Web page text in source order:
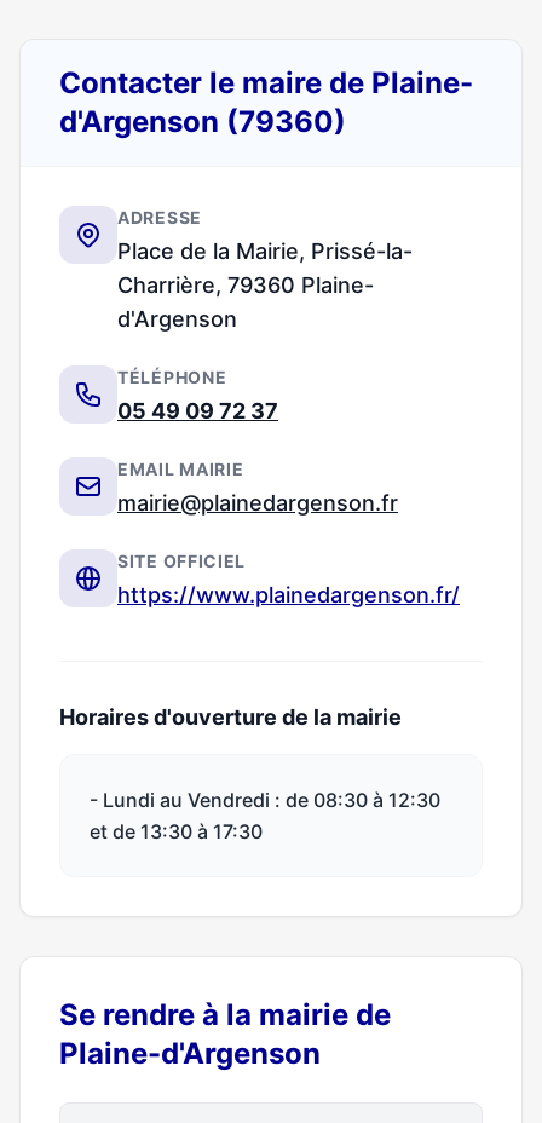
Contacter le maire de Plaine-
d'Argenson (79360)
ADRESSE
Place de la Mairie, Prissé-la-
Charrière, 79360 Plaine-
d'Argenson
TÉLÉPHONE
05 49 09 72 37
EMAIL MAIRIE
mairie@plainedargenson.fr
SITE OFFICIEL
https://www.plainedargenson.fr/
Horaires d'ouverture de la mairie
- Lundi au Vendredi : de 08:30 à 12:30
et de 13:30 à 17:30
Se rendre à la mairie de
Plaine-d'Argenson